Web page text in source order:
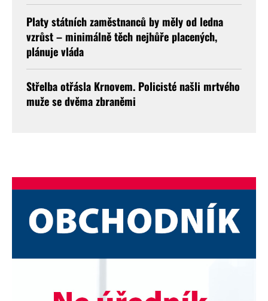
Platy státních zaměstnanců by měly od ledna
vzrůst – minimálně těch nejhůře placených,
plánuje vláda
Střelba otřásla Krnovem. Policisté našli mrtvého
muže se dvěma zbraněmi